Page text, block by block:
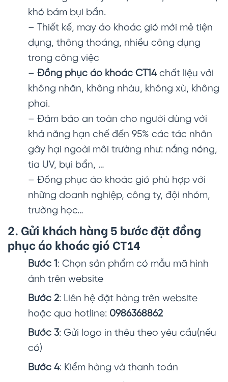
khó bám bụi bẩn.
– Thiết kế, may áo khoác gió mới mẻ tiện
dụng, thông thoáng, nhiều công dụng
trong công việc
– Đồng phục áo khoác CT14 chất liệu vải
không nhăn, không nhàu, không xù, không
phai.
– Đảm bảo an toàn cho người dùng với
khả năng hạn chế đến 95% các tác nhân
gây hại ngoài môi trường như: nắng nóng,
tia UV, bụi bẩn, …
– Đồng phục áo khoác gió phù hợp với
những doanh nghiệp, công ty, đội nhóm,
trường học…
2. Gửi khách hàng 5 bước đặt đồng
phục áo khoác gió CT14
Bước 1: Chọn sản phẩm có mẫu mã hình
ảnh trên website
Bước 2: Liên hệ đặt hàng trên website
hoặc qua hotline: 0986368862
Bước 3: Gửi logo in thêu theo yêu cầu(nếu
có)
Bước 4: Kiểm hàng và thanh toán